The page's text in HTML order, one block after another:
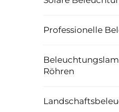
Professionelle
Röhren